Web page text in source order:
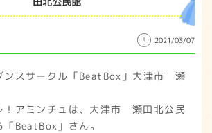
2021/03/07
ンスサークル「BeatBox」大津市 瀬
！アミンチュは、大津市 瀬田北公民
BeatBox」さん。